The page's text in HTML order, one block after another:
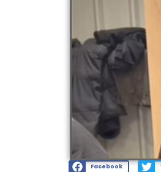
Facebook